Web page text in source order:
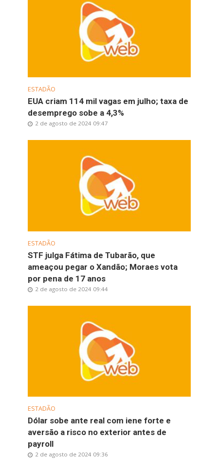
ESTADÃO
EUA criam 114 mil vagas em julho; taxa de
desemprego sobe a 4,3%
2 de agosto de 2024 09:47
ESTADÃO
STF julga Fátima de Tubarão, que
ameaçou pegar o Xandão; Moraes vota
por pena de 17 anos
2 de agosto de 2024 09:44
ESTADÃO
Dólar sobe ante real com iene forte e
aversão a risco no exterior antes de
payroll
2 de agosto de 2024 09:36